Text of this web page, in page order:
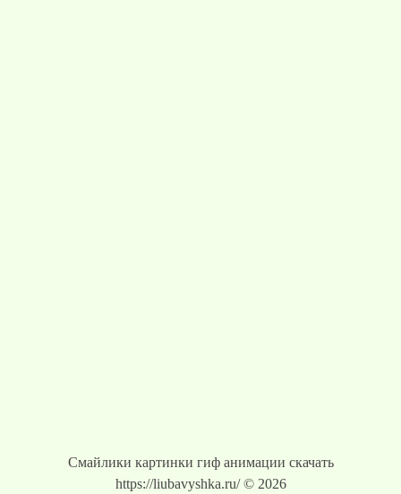
Смайлики картинки гиф анимации скачать
https://liubavyshka.ru/ © 2026